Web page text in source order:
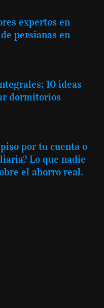
expertos en
persianas en
10 ideas
dormitorios
por tu cuenta o
Lo que nadie
el ahorro real.